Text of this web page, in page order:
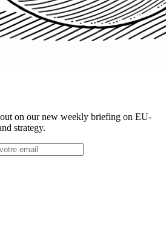
on our new weekly briefing on EU-
strategy.